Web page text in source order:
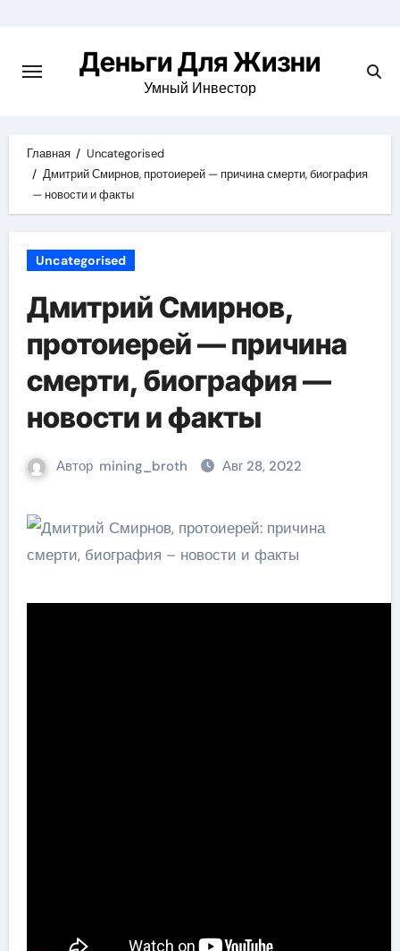
содержимомуДеньги Для Жизни
Умный Инвестор
Главная
Uncategorised
Дмитрий Смирнов, протоиерей — причина смерти, биография
— новости и факты
Uncategorised
Дмитрий Смирнов,
протоиерей — причина
смерти, биография —
новости и факты
Автор mining_broth Авг 28, 2022